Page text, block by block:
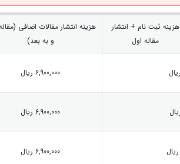
هزینه ثبت نام + انتشار
مقاله اول
هزینه انتشار مقالات اضافی
و به بعد)
6,900,000 ریال
6,900,000 ریال
6,900,000 ریال